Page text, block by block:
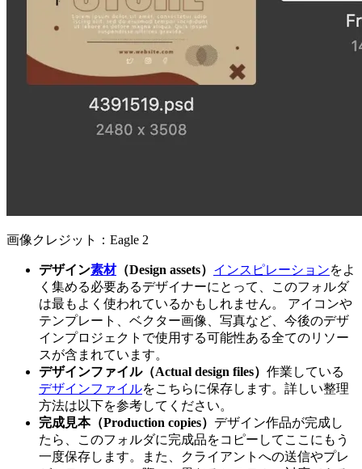
画像クレジット：Eagle 2
デザイン素材（Design assets） インスピレーションをよ
く集める必要あるデザイナーにとって、このフォルダ
は最もよく使われているかもしれません。 アイコンや
テンプレート、ベクター画像、写真など、今後のデザ
インプロジェクトで使用する可能性ある全てのリソー
スが含まれています。
デザインファイル（Actual design files） 作業している
デザインファイルをこちらに保存します。詳しい整理
方法は以下を参考してください。
完成見本（Production copies） デザイン作品が完成し
たら、このフォルダに完成品をコピーしてここにもう
一度保存します。また、クライアントへの送信やプレ